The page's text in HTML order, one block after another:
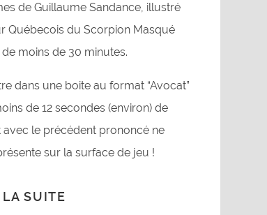
de Guillaume Sandance, illustré
Québecois du Scorpion Masqué
moins de 30 minutes.
dans une boite au format “Avocat”
de 12 secondes (environ) de
le précédent prononcé ne
sur la surface de jeu !
SUITE